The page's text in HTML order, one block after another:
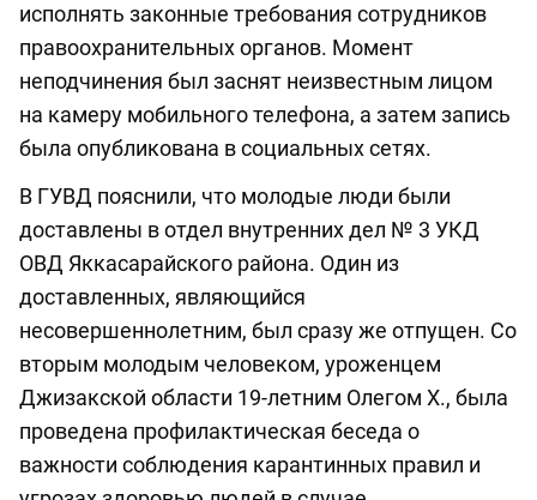
исполнять законные требования сотрудников
правоохранительных органов. Момент
неподчинения был заснят неизвестным лицом
на камеру мобильного телефона, а затем запись
была опубликована в социальных сетях.
В ГУВД пояснили, что молодые люди были
доставлены в отдел внутренних дел № 3 УКД
ОВД Яккасарайского района. Один из
доставленных, являющийся
несовершеннолетним, был сразу же отпущен. Со
вторым молодым человеком, уроженцем
Джизакской области 19-летним Олегом Х., была
проведена профилактическая беседа о
важности соблюдения карантинных правил и